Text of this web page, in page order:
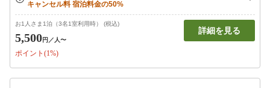
お1人さま1泊（3名1室利用時） (税込)
5,500円 ／人〜
ポイント(1%)
詳細を見る